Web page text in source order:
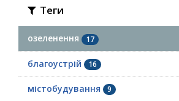
Теги
озеленення 17
благоустрій 16
містобудування 9